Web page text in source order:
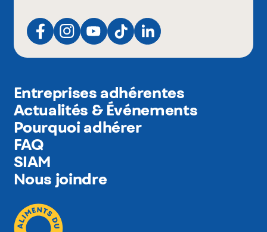
Entreprises adhérentes
Actualités & Événements
Pourquoi adhérer
FAQ
SIAM
Nous joindre